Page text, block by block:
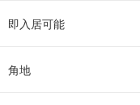
即入居可能
角地